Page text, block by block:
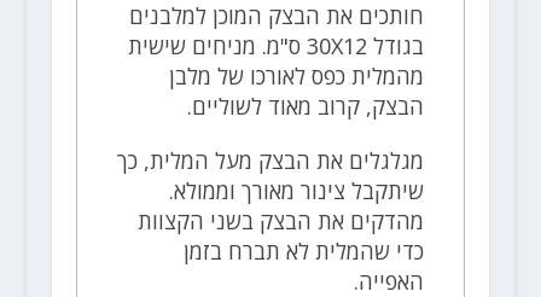
חותכים את הבצק המוכן למלבנים
בגודל 30X12 ס"מ. מניחים שישית
מהמלית כפס לאורכו של מלבן
הבצק, קרוב מאוד לשוליים.
מגלגלים את הבצק מעל המלית, כך
שיתקבל צינור מאורך וממולא.
מהדקים את הבצק בשני הקצוות
כדי שהמלית לא תברח בזמן
האפייה.